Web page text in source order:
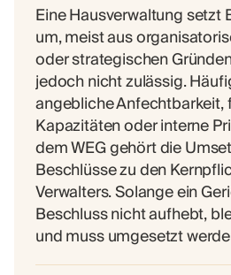
Eine Hausverwaltung setzt
um, meist aus
oder strategischen
jedoch nicht zulässig.
angebliche Anfechtbarkeit,
Kapazitäten oder interne
dem WEG gehört die
Beschlüsse zu den
Verwalters. Solange ein
Beschluss nicht aufhebt,
und muss umgesetzt